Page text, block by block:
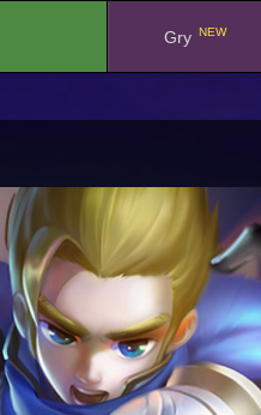
Gry NEW